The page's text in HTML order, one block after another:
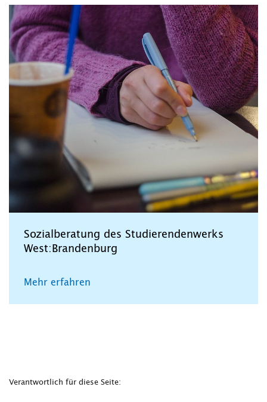
Sozialberatung des Studierendenwerks
West:Brandenburg
Mehr erfahren
Verantwortlich für diese Seite: